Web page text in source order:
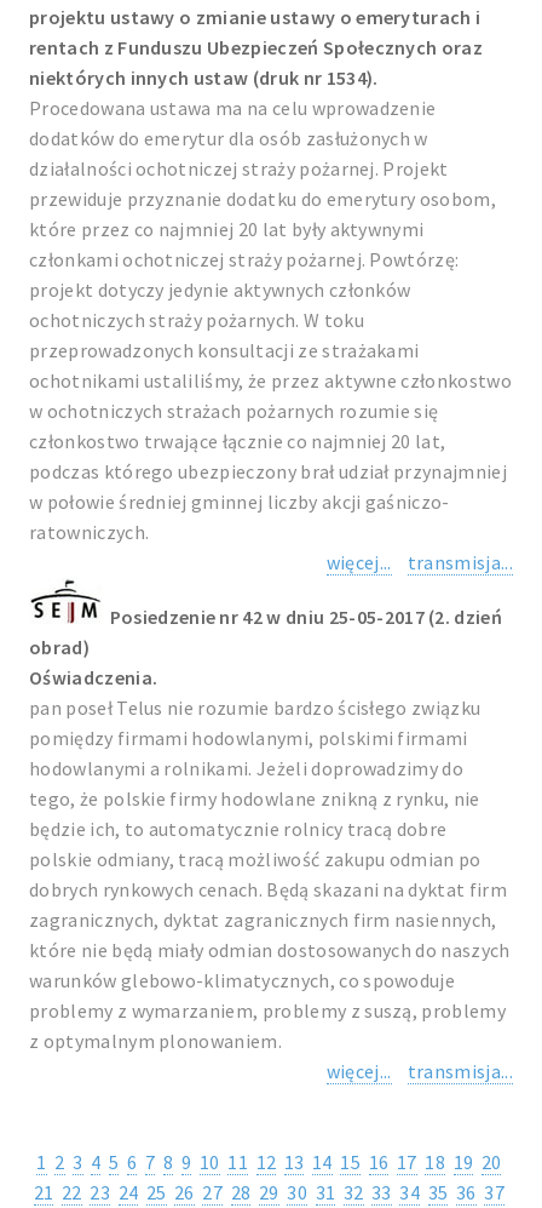
projektu ustawy o zmianie ustawy o emeryturach i
rentach z Funduszu Ubezpieczeń Społecznych oraz
niektórych innych ustaw (druk nr 1534).
Procedowana ustawa ma na celu wprowadzenie
dodatków do emerytur dla osób zasłużonych w
działalności ochotniczej straży pożarnej. Projekt
przewiduje przyznanie dodatku do emerytury osobom,
które przez co najmniej 20 lat były aktywnymi
członkami ochotniczej straży pożarnej. Powtórzę:
projekt dotyczy jedynie aktywnych członków
ochotniczych straży pożarnych. W toku
przeprowadzonych konsultacji ze strażakami
ochotnikami ustaliliśmy, że przez aktywne członkostwo
w ochotniczych strażach pożarnych rozumie się
członkostwo trwające łącznie co najmniej 20 lat,
podczas którego ubezpieczony brał udział przynajmniej
w połowie średniej gminnej liczby akcji gaśniczo-
ratowniczych.
więcej...
transmisja...
Posiedzenie nr 42 w dniu 25-05-2017 (2. dzień
obrad)
Oświadczenia.
pan poseł Telus nie rozumie bardzo ścisłego związku
pomiędzy firmami hodowlanymi, polskimi firmami
hodowlanymi a rolnikami. Jeżeli doprowadzimy do
tego, że polskie firmy hodowlane znikną z rynku, nie
będzie ich, to automatycznie rolnicy tracą dobre
polskie odmiany, tracą możliwość zakupu odmian po
dobrych rynkowych cenach. Będą skazani na dyktat firm
zagranicznych, dyktat zagranicznych firm nasiennych,
które nie będą miały odmian dostosowanych do naszych
warunków glebowo-klimatycznych, co spowoduje
problemy z wymarzaniem, problemy z suszą, problemy
z optymalnym plonowaniem.
więcej...
transmisja...
1 2 3 4 5 6 7 8 9 10 11 12 13 14 15 16 17 18 19 20
21 22 23 24 25 26 27 28 29 30 31 32 33 34 35 36 37